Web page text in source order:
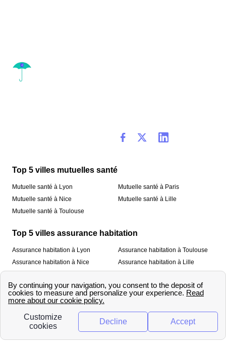
Top 5 villes mutuelles santé
Mutuelle santé à Lyon
Mutuelle santé à Nice
Mutuelle santé à Toulouse
Mutuelle santé à Paris
Mutuelle santé à Lille
Top 5 villes assurance habitation
Assurance habitation à Lyon
Assurance habitation à Nice
Assurance habitation à Toulouse
Assurance habitation à Lille
À propos
Qui sommes-nous ? Mentions légales